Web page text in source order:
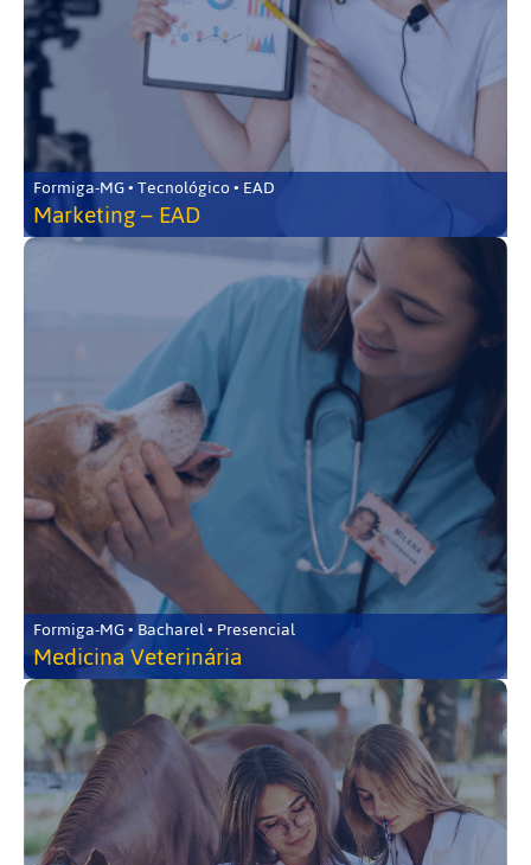
Formiga-MG • Tecnológico • EAD
Marketing – EAD
Formiga-MG • Bacharel • Presencial
Medicina Veterinária